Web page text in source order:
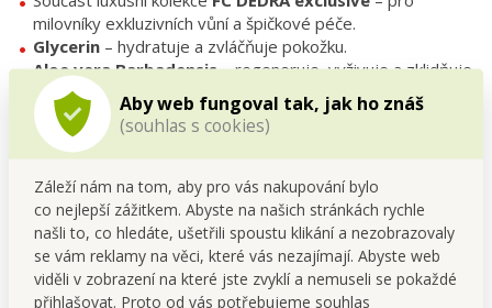
Aby web fungoval tak, jak ho znáš
(souhlas s cookies)
Záleží nám na tom, aby pro vás nakupování bylo
co nejlepší zážitkem. Abyste na našich stránkách rychle
našli to, co hledáte, ušetřili spoustu klikání a nezobrazovaly
se vám reklamy na věci, které vás nezajímají. Abyste web
viděli v zobrazení na které jste zvyklí a nemuseli se pokaždé
přihlašovat. Proto od vás potřebujeme souhlas
milovníky exkluzivních vůní a špičkové péče.
Glycerin – hydratuje a zvláčňuje pokožku.
Aloe vera Barbadensis– regeneruje, vyživuje a zklidňuje.
Bez SLS, SLES a parabenů
– ideální i pro citlivou pokožku.
Vůně, která zanechává na pokožce dlouhotrvající
parfémový závoj.
Obal ze 100% recyklovaného materiálu– šetrný k
přírodě.
Tradice a mistrovství od roku 1929:
KolekceFC DEDRA exclusivečerpá z bohatého odkazu
zakladateleFrantiška Černého, který již před téměř
stoletím prosazoval kvalitu, preciznost a originální